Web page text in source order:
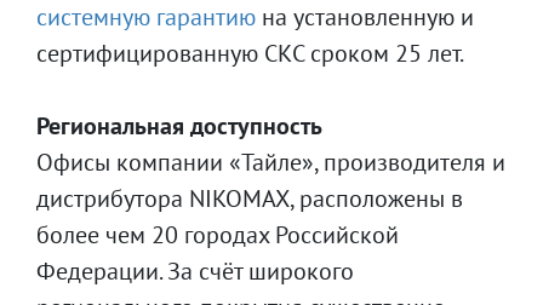
системную гарантию на установленную и
сертифицированную СКС сроком 25 лет.
Региональная доступность
Офисы компании «Тайле», производителя и
дистрибутора NIKOMAX, расположены в
более чем 20 городах Российской
Федерации. За счёт широкого